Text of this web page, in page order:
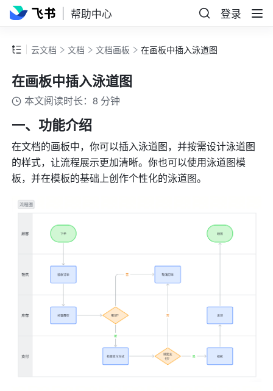
帮助中心 登录
云文档 文档 文档画板 在画板中插入泳道图
在画板中插入泳道图
本文阅读时长：8 分钟
一、功能介绍
在文档的画板中，你可以插入泳道图，并按需设计泳道图
的样式，让流程展示更加清晰。你也可以使用泳道图模
板，并在模板的基础上创作个性化的泳道图。